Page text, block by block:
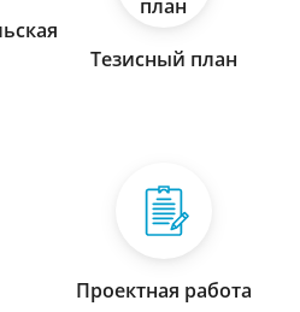
Тезисный план
Проектная работа